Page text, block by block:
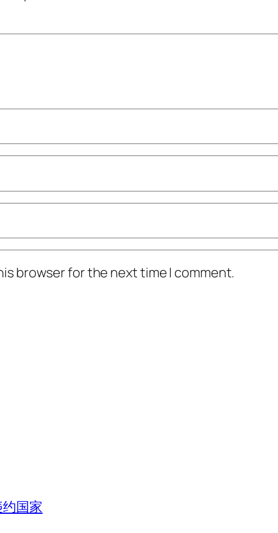
browser for the next time I comment.
国家